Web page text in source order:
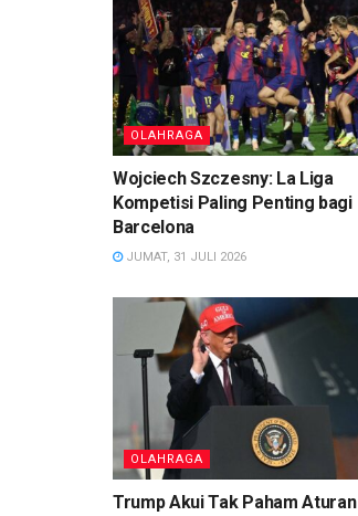
OLAHRAGA
Wojciech Szczesny: La Liga
Kompetisi Paling Penting bagi
Barcelona
JUMAT, 31 JULI 2026
OLAHRAGA
Trump Akui Tak Paham Aturan